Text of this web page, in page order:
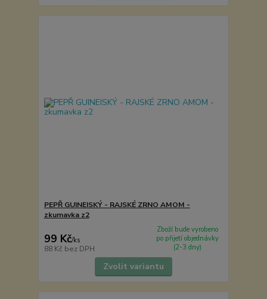
PEPŘ GUINEISKÝ - RAJSKÉ ZRNO AMOM -
zkumavka z2
99 Kč/ks
88 Kč bez DPH
Zboží bude vyrobeno
po přijetí objednávky
(2-3 dny)
Zvolit variantu